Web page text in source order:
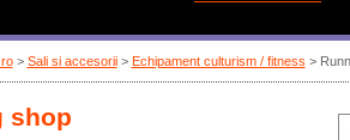
> Sali si accesorii> Echipament culturism / fitness >
shop